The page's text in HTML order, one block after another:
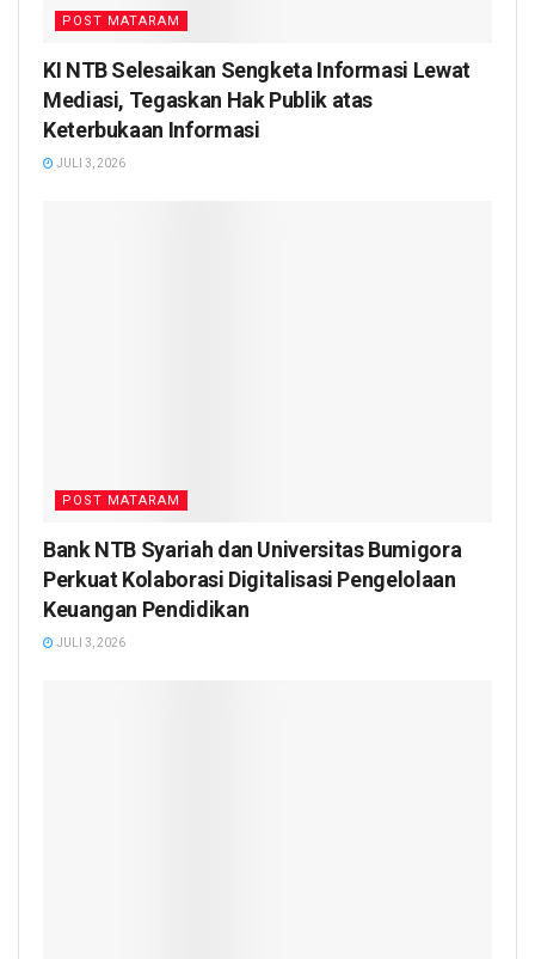
POST MATARAM
KI NTB Selesaikan Sengketa Informasi Lewat
Mediasi, Tegaskan Hak Publik atas
Keterbukaan Informasi
JULI 3, 2026
POST MATARAM
Bank NTB Syariah dan Universitas Bumigora
Perkuat Kolaborasi Digitalisasi Pengelolaan
Keuangan Pendidikan
JULI 3, 2026